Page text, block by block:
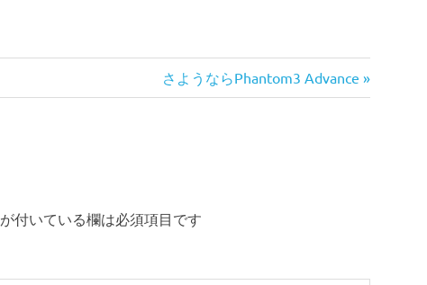
次
の
さようならPhantom3 Advance
が付いている欄は必須項目です